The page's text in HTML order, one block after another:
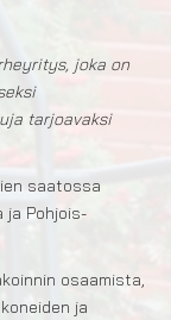
joka on
tarjoavaksi
saatossa
ja Pohjois-
osaamista,
ja